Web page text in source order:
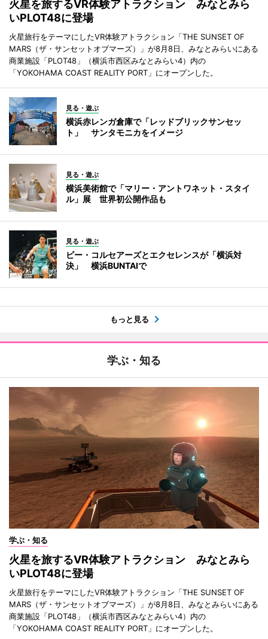
火星を旅するVR体験アトラクション みなとみら
いPLOT48に登場
火星旅行をテーマにしたVR体験アトラクション「THE SUNSET OF
MARS（ザ・サンセットオブマーズ）」が8月8日、みなとみらいにある
商業施設「PLOT48」（横浜市西区みなとみらい4）内の
「YOKOHAMA COAST REALITY PORT」にオープンした。
見る・遊ぶ
横浜赤レンガ倉庫で「レッドブリックサンセッ
ト」 サンタモニカをイメージ
見る・遊ぶ
横浜美術館で「マリー・アントワネット・スタイ
ル」展 世界初公開作品も
見る・遊ぶ
ビー・コルセアーズとエクセレンスが「横浜対
決」 横浜BUNTAIで
もっと見る
学ぶ・知る
学ぶ・知る
火星を旅するVR体験アトラクション みなとみら
いPLOT48に登場
火星旅行をテーマにしたVR体験アトラクション「THE SUNSET OF
MARS（ザ・サンセットオブマーズ）」が8月8日、みなとみらいにある
商業施設「PLOT48」（横浜市西区みなとみらい4）内の
「YOKOHAMA COAST REALITY PORT」にオープンした。